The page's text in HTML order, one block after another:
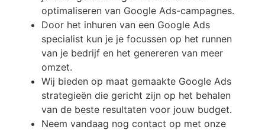
optimaliseren van Google Ads-campagnes.
Door het inhuren van een Google Ads
specialist kun je je focussen op het runnen
van je bedrijf en het genereren van meer
omzet.
Wij bieden op maat gemaakte Google Ads
strategieën die gericht zijn op het behalen
van de beste resultaten voor jouw budget.
Neem vandaag nog contact op met onze